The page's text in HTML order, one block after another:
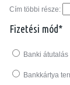
Cím többi része:
Fizetési mód*
Banki
Bankkártya